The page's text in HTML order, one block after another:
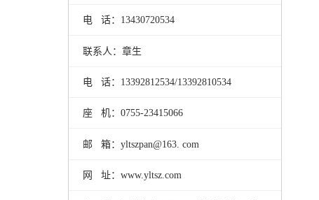
电 话：13430720534
联系人：章生
电 话：13392812534/13392810534
座 机：0755-23415066
邮 箱：yltszpan@163. com
网 址：www.yltsz.com